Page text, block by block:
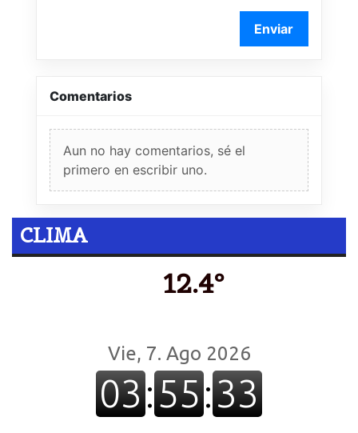
Enviar
Comentarios
Aun no hay comentarios, sé el
primero en escribir uno.
CLIMA
12.4º